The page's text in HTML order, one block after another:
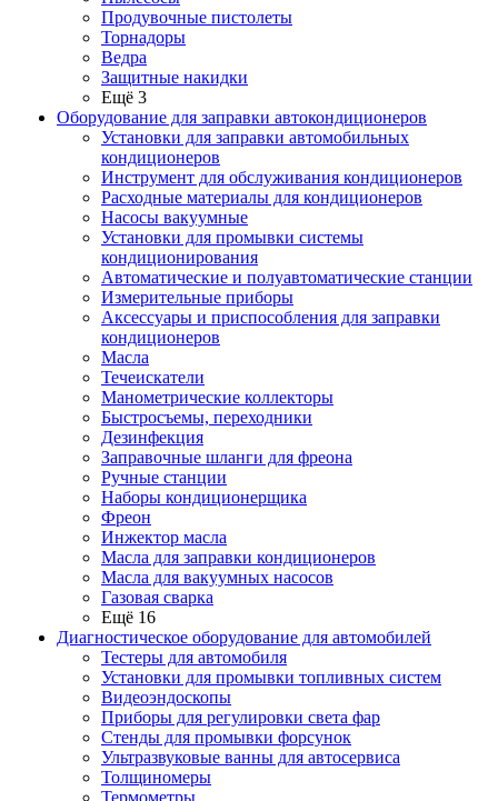
Продувочные пистолеты
Торнадоры
Ведра
Защитные накидки
Ещё 3
Оборудование для заправки автокондиционеров
Установки для заправки автомобильных
кондиционеров
Инструмент для обслуживания кондиционеров
Расходные материалы для кондиционеров
Насосы вакуумные
Установки для промывки системы
кондиционирования
Автоматические и полуавтоматические станции
Измерительные приборы
Аксессуары и приспособления для заправки
кондиционеров
Масла
Течеискатели
Манометрические коллекторы
Быстросъемы, переходники
Дезинфекция
Заправочные шланги для фреона
Ручные станции
Наборы кондиционерщика
Фреон
Инжектор масла
Масла для заправки кондиционеров
Масла для вакуумных насосов
Газовая сварка
Ещё 16
Диагностическое оборудование для автомобилей
Тестеры для автомобиля
Установки для промывки топливных систем
Видеоэндоскопы
Приборы для регулировки света фар
Стенды для промывки форсунок
Ультразвуковые ванны для автосервиса
Толщиномеры
Термометры